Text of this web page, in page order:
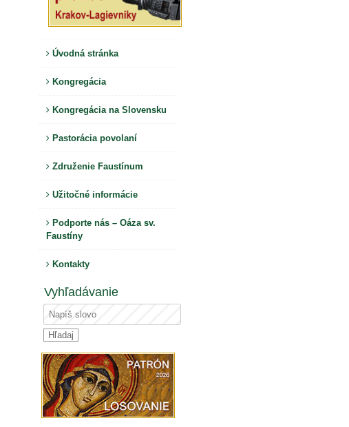
Úvodná stránka
Kongregácia
Kongregácia na Slovensku
Pastorácia povolaní
Združenie Faustínum
Užitočné informácie
Podporte nás – Oáza sv.
Faustíny
Kontakty
Vyhľadávanie